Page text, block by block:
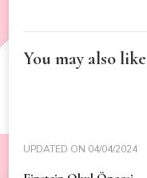
You may also
UPDATED ON 04/04/2024